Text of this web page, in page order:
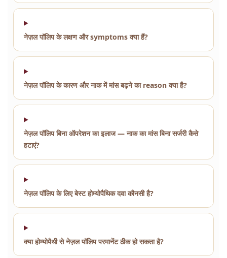
नेज़ल पॉलिप के लक्षण और symptoms क्या हैं?
नेज़ल पॉलिप के कारण और नाक में मांस बढ़ने का reason क्या है?
नेज़ल पॉलिप बिना ऑपरेशन का इलाज — नाक का मांस बिना सर्जरी कैसे
हटाएं?
नेज़ल पॉलिप के लिए बेस्ट होम्योपैथिक दवा कौनसी है?
क्या होम्योपैथी से नेज़ल पॉलिप परमानेंट ठीक हो सकता है?